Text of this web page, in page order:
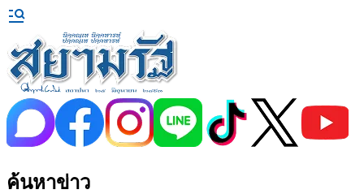
ค้นหาข่าว